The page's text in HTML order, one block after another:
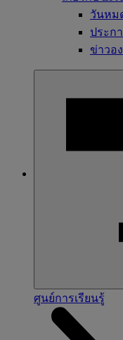
วันหม
ประก
ข่าวอ
ศูนย์การเรียนรู้